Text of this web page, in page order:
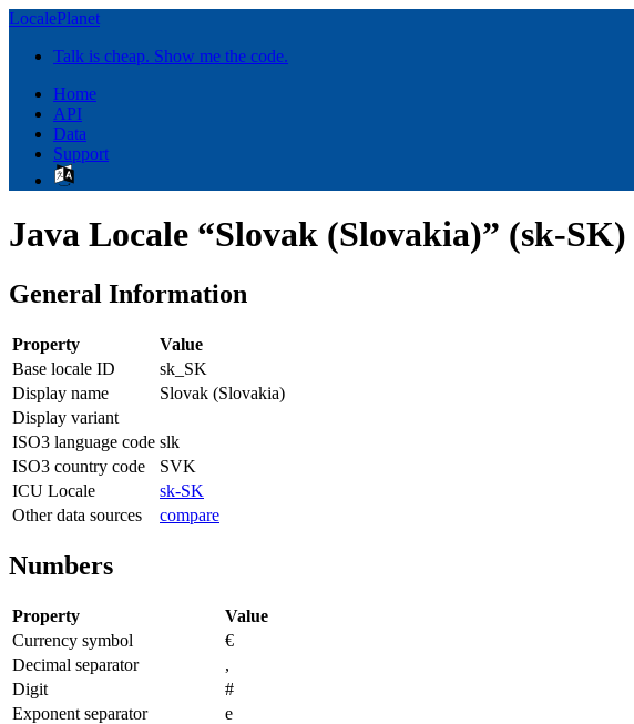
LocalePlanet
Talk is cheap. Show me the code.
Home
API
Data
Support
Java Locale “Slovak (Slovakia)” (sk-SK)
General Information
Property
Value
Base locale ID
sk_SK
Display name
Slovak (Slovakia)
Display variant
ISO3 language code slk
ISO3 country code
SVK
ICU Locale
sk-SK
Other data sources
compare
Numbers
Property
Value
Currency symbol
€
Decimal separator
,
Digit
#
Exponent separator
e